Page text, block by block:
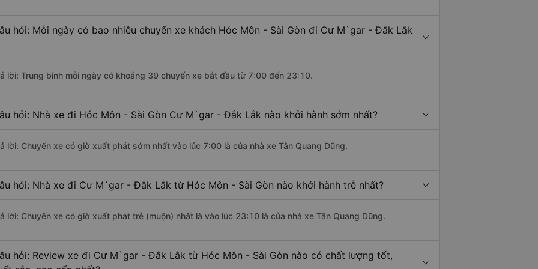
hỏi: Mỗi ngày có bao nhiêu chuyến xe khách Hóc Môn - Sài Gòn đi Cư M`gar - Đắk Lắk
lời: Trung bình mỗi ngày có khoảng 39 chuyến xe bắt đầu từ 7:00 đến 23:10.
hỏi: Nhà xe đi Hóc Môn - Sài Gòn Cư M`gar - Đắk Lắk nào khởi hành sớm nhất?
lời: Chuyến xe có giờ xuất phát sớm nhất vào lúc 7:00 là của nhà xe Tân Quang Dũng.
hỏi: Nhà xe đi Cư M`gar - Đắk Lắk từ Hóc Môn - Sài Gòn nào khởi hành trễ nhất?
lời: Chuyến xe có giờ xuất phát trễ (muộn) nhất là vào lúc 23:10 là của nhà xe Tân Quang Dũng.
hỏi: Review xe đi Cư M`gar - Đắk Lắk từ Hóc Môn - Sài Gòn nào có chất lượng tốt,